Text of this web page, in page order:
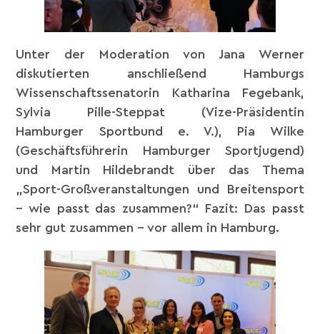
Unter der Moderation von Jana Werner
diskutierten anschließend Hamburgs
Wissenschaftssenatorin Katharina Fegebank,
Sylvia Pille-Steppat (Vize-Präsidentin
Hamburger Sportbund e. V.), Pia Wilke
(Geschäftsführerin Hamburger Sportjugend)
und Martin Hildebrandt über das Thema
„Sport-Großveranstaltungen und Breitensport
– wie passt das zusammen?“ Fazit: Das passt
sehr gut zusammen – vor allem in Hamburg.